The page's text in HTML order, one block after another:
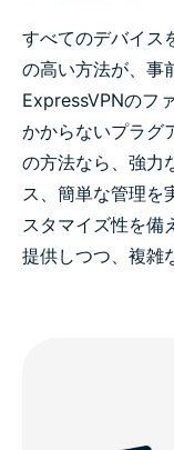
すべてのデバイス
の高い方法が、事
ExpressVPNのフ
かからないプラグ
の方法なら、強力
ス、簡単な管理を
スタマイズ性を備
提供しつつ、複雑